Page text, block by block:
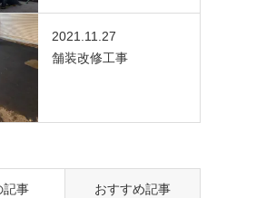
2021.11.27
舗装改修工事
記事 おすすめ記事